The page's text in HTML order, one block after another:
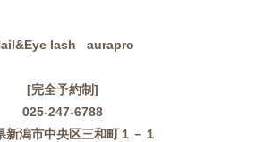
lash aurapro
[完全予約制]
025-247-6788
新潟市中央区三和町１－１